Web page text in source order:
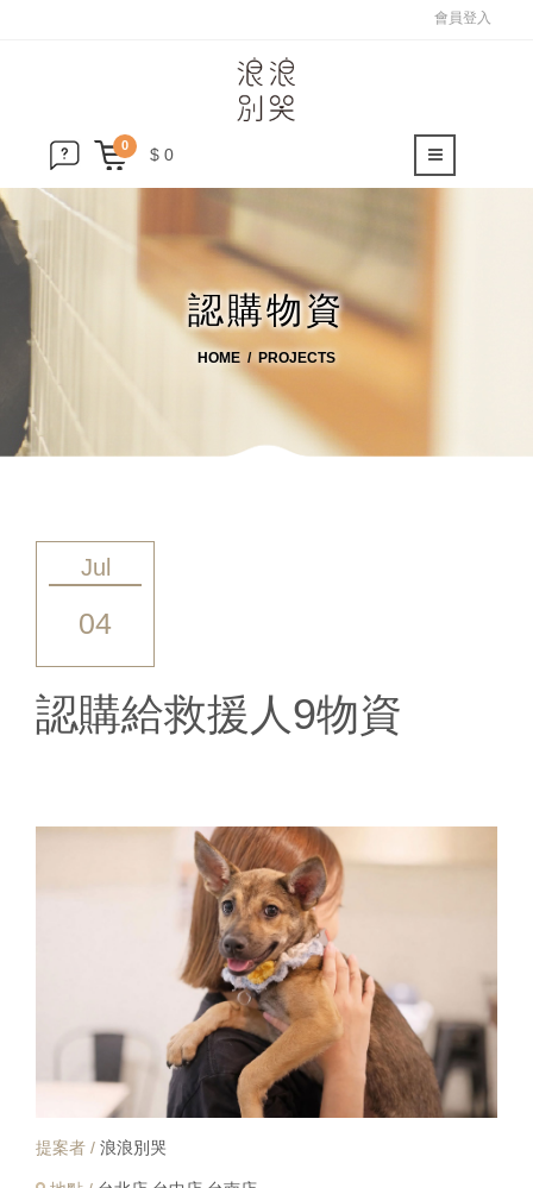
會員登入
0 $ 0
認購物資
HOME PROJECTS
Jul
04
認購給救援人9物資
提案者 / 浪浪別哭